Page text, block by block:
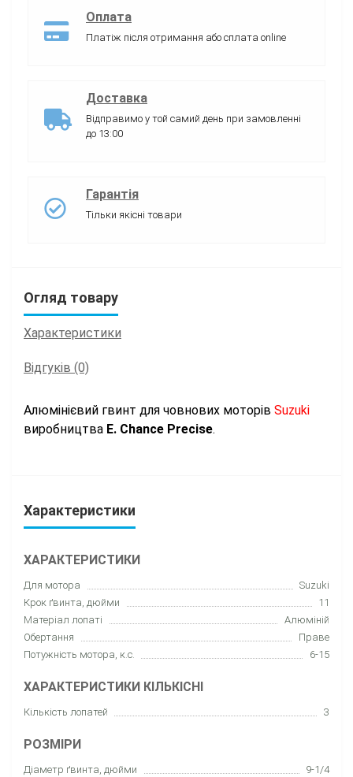
Оплата
Платіж після отримання або сплата online
Доставка
Відправимо у той самий день при замовленні
до 13:00
Гарантія
Тільки якісні товари
Огляд товару
Характеристики
Відгуків (0)
Алюмінієвий гвинт для човнових моторів Suzuki
виробництва E. Chance Precise.
Характеристики
ХАРАКТЕРИСТИКИ
Для мотора
Suzuki
Крок ґвинта, дюйми
11
Матеріал лопаті
Алюміній
Обертання
Праве
Потужність мотора, к.с.
6-15
ХАРАКТЕРИСТИКИ КІЛЬКІСНІ
Кількість лопатей 3
РОЗМІРИ
Діаметр ґвинта, дюйми 9-1/4